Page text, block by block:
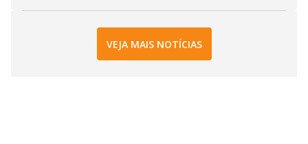
VEJA MAIS NOTÍCIAS